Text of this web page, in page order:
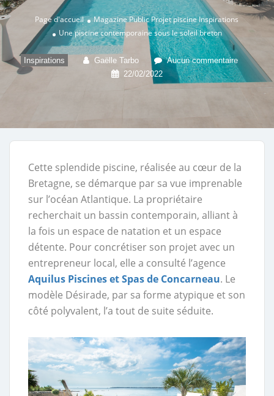
Page d'accueil Magazine PublicProjet piscineInspirations
Une piscine contemporaine sous le soleil breton
Inspirations Gaëlle Tarbo Aucun commentaire
22/02/2022
Cette splendide piscine, réalisée au cœur de la
Bretagne, se démarque par sa vue imprenable
sur l’océan Atlantique. La propriétaire
recherchait un bassin contemporain, alliant à
la fois un espace de natation et un espace
détente. Pour concrétiser son projet avec un
entrepreneur local, elle a consulté l’agence
Aquilus Piscines et Spas de Concarneau. Le
modèle Désirade, par sa forme atypique et son
côté polyvalent, l’a tout de suite séduite.